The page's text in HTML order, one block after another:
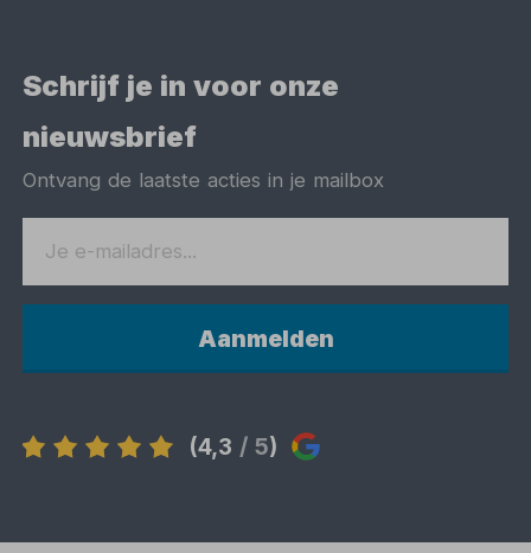
Schrijf je in voor onze
nieuwsbrief
Ontvang de laatste acties in je mailbox
Aanmelden
(4,3 / 5)